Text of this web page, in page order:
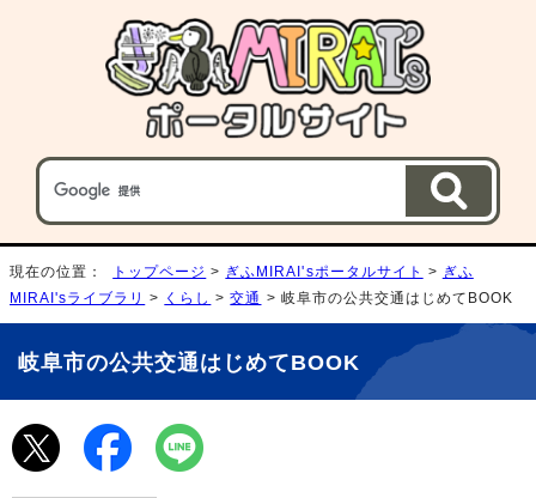
現在の位置： トップページ > ぎふMIRAI'sポータルサイト > ぎふ
MIRAI'sライブラリ > くらし >交通 > 岐阜市の公共交通はじめてBOOK
岐阜市の公共交通はじめてBOOK